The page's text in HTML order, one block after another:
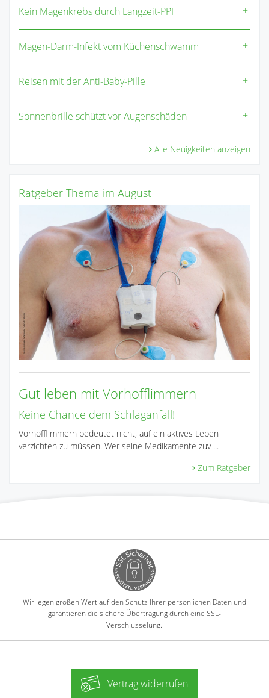
Kein Magenkrebs durch Langzeit-PPI
Magen-Darm-Infekt vom Küchenschwamm
Reisen mit der Anti-Baby-Pille
Sonnenbrille schützt vor Augenschäden
Alle Neuigkeiten anzeigen
Ratgeber Thema im August
Gut leben mit Vorhofflimmern
Keine Chance dem Schlaganfall!
Vorhofflimmern bedeutet nicht, auf ein aktives Leben
verzichten zu müssen. Wer seine Medikamente zuv ...
Zum Ratgeber
Wir legen großen Wert auf den Schutz Ihrer persönlichen Daten und
garantieren die sichere Übertragung durch eine SSL-
Verschlüsselung.
Vertrag widerrufen